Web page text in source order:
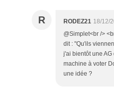
R RODEZ21 18/12/
@Simplet<br />
dit : "Qu'ils
j'ai bientôt une
machine à voter
une idée ?